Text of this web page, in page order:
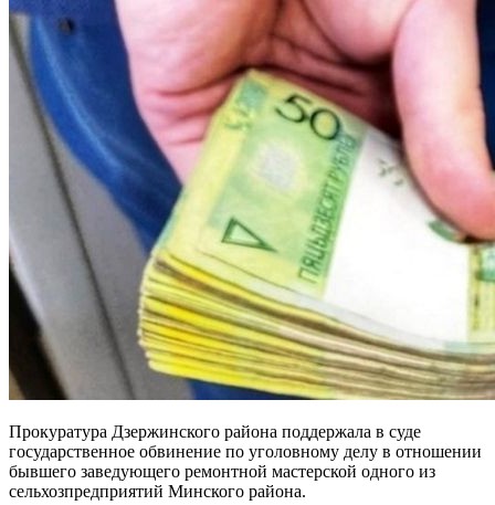
Прокуратура Дзержинского района поддержала в суде
государственное обвинение по уголовному делу в отношении
бывшего заведующего ремонтной мастерской одного из
сельхозпредприятий Минского района.